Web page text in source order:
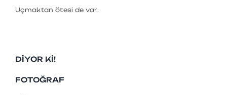
Uçmaktan ötesi de var.
DIYOR KI!
FOTOĞRAF